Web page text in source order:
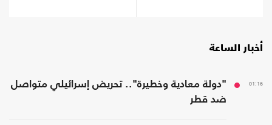
أخبار الساعة
01:16
"دولة معادية وخطيرة".. تحريض إسرائيلي متواصل
ضد قطر